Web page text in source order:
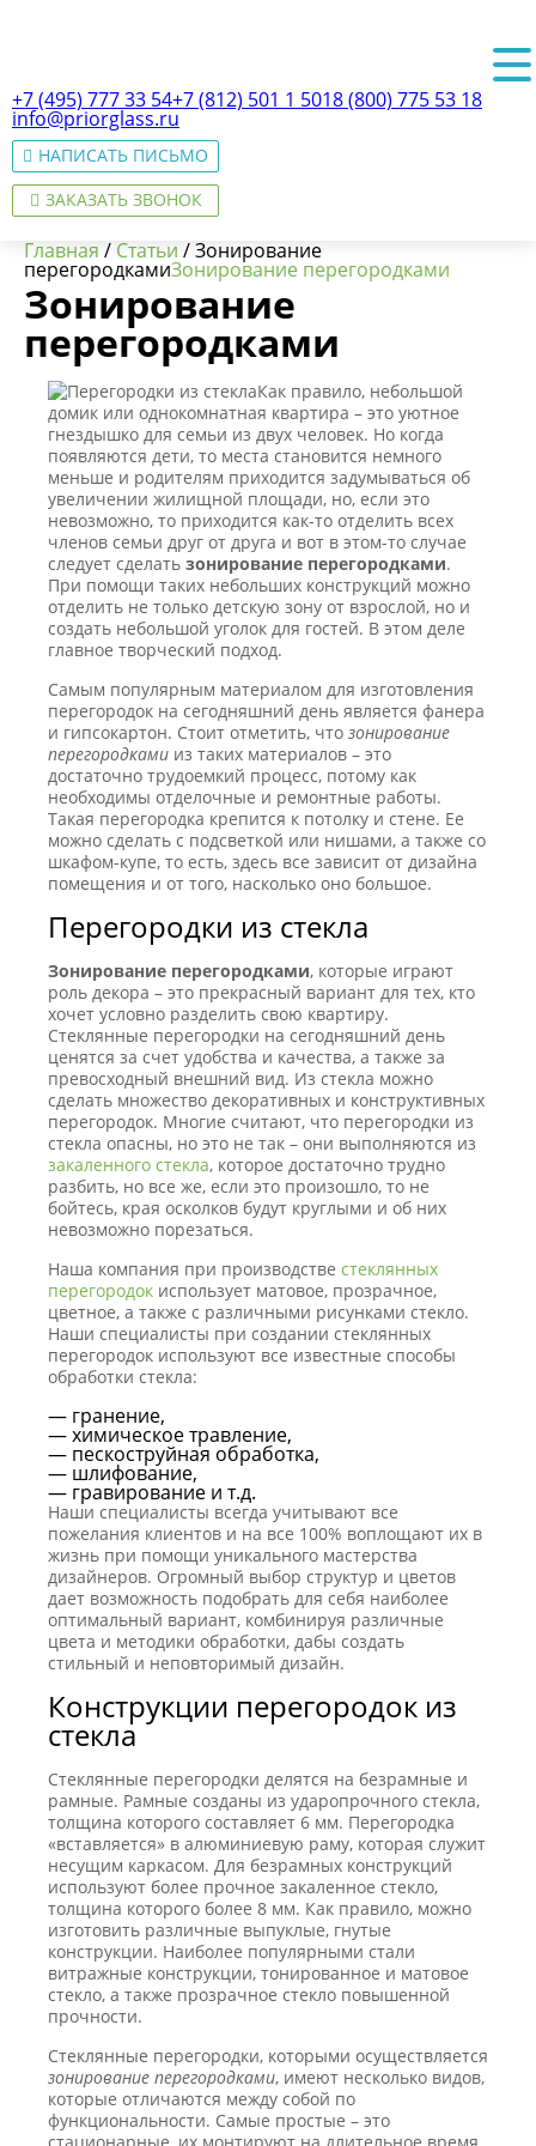
+7 (495) 777 33 54+7 (812) 501 1 5018 (800) 775 53 18
info@priorglass.ru
НАПИСАТЬ ПИСЬМО
ЗАКАЗАТЬ ЗВОНОК
О нас
Главная / Статьи /Зонирование
перегородкамиЗонирование перегородками
Зонирование
перегородками
Как правило, небольшой
домик или однокомнатная квартира – это уютное
гнездышко для семьи из двух человек. Но когда
появляются дети, то места становится немного
меньше и родителям приходится задумываться об
увеличении жилищной площади, но, если это
невозможно, то приходится как-то отделить всех
членов семьи друг от друга и вот в этом-то случае
следует сделать зонирование перегородками.
При помощи таких небольших конструкций можно
отделить не только детскую зону от взрослой, но и
создать небольшой уголок для гостей. В этом деле
главное творческий подход.
Самым популярным материалом для изготовления
перегородок на сегодняшний день является фанера
и гипсокартон. Стоит отметить, что зонирование
перегородками из таких материалов – это
достаточно трудоемкий процесс, потому как
необходимы отделочные и ремонтные работы.
Такая перегородка крепится к потолку и стене. Ее
можно сделать с подсветкой или нишами, а также со
шкафом-купе, то есть, здесь все зависит от дизайна
помещения и от того, насколько оно большое.
Перегородки из стекла
Зонирование перегородками, которые играют
роль декора – это прекрасный вариант для тех, кто
хочет условно разделить свою квартиру.
Стеклянные перегородки на сегодняшний день
ценятся за счет удобства и качества, а также за
превосходный внешний вид. Из стекла можно
сделать множество декоративных и конструктивных
перегородок. Многие считают, что перегородки из
стекла опасны, но это не так – они выполняются из
закаленного стекла, которое достаточно трудно
разбить, но все же, если это произошло, то не
бойтесь, края осколков будут круглыми и об них
невозможно порезаться.
Наша компания при производстве стеклянных
перегородок использует матовое, прозрачное,
цветное, а также с различными рисунками стекло.
Наши специалисты при создании стеклянных
перегородок используют все известные способы
обработки стекла:
— гранение,
— химическое травление,
— пескоструйная обработка,
— шлифование,
— гравирование и т.д.
Наши специалисты всегда учитывают все
пожелания клиентов и на все 100% воплощают их в
жизнь при помощи уникального мастерства
дизайнеров. Огромный выбор структур и цветов
дает возможность подобрать для себя наиболее
оптимальный вариант, комбинируя различные
цвета и методики обработки, дабы создать
стильный и неповторимый дизайн.
Конструкции перегородок из
стекла
Стеклянные перегородки делятся на безрамные и
рамные. Рамные созданы из ударопрочного стекла,
толщина которого составляет 6 мм. Перегородка
«вставляется» в алюминиевую раму, которая служит
несущим каркасом. Для безрамных конструкций
используют более прочное закаленное стекло,
толщина которого более 8 мм. Как правило, можно
изготовить различные выпуклые, гнутые
конструкции. Наиболее популярными стали
витражные конструкции, тонированное и матовое
стекло, а также прозрачное стекло повышенной
прочности.
Стеклянные перегородки, которыми осуществляется
зонирование перегородками, имеют несколько видов,
которые отличаются между собой по
функциональности. Самые простые – это